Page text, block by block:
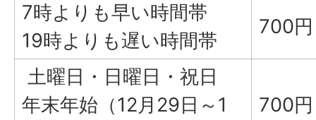
7時よりも早い時間帯
19時よりも遅い時間帯
700円
土曜日・日曜日・祝日
年末年始（12月29日～1
700円